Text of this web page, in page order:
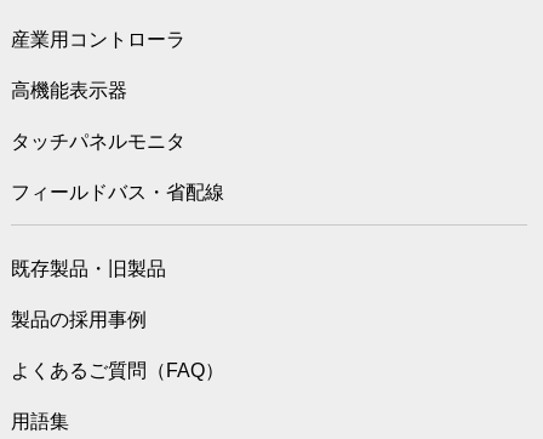
産業用コントローラ
高機能表示器
タッチパネルモニタ
フィールドバス・省配線
既存製品・旧製品
製品の採用事例
よくあるご質問（FAQ）
用語集